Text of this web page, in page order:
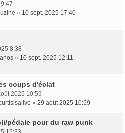
» 10 sept. 2025 17:40
8:38
» 10 sept. 2025 12:11
coups d'éclat
2025 10:59
» 29 août 2025 10:59
pédale pour du raw punk
15:33